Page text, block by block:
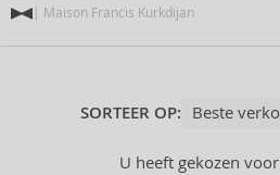
Maison Francis Kurkdijan
SORTEER OP:
U heeft gekozen voor